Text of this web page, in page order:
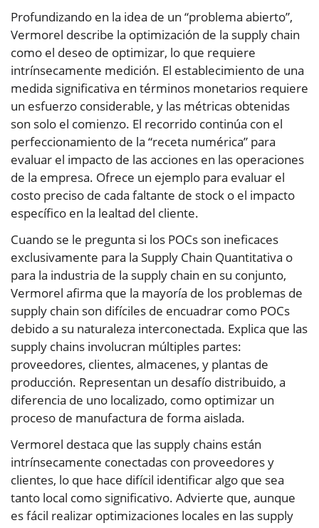
Profundizando en la idea de un “problema abierto”,
Vermorel describe la optimización de la supply chain
como el deseo de optimizar, lo que requiere
intrínsecamente medición. El establecimiento de una
medida significativa en términos monetarios requiere
un esfuerzo considerable, y las métricas obtenidas
son solo el comienzo. El recorrido continúa con el
perfeccionamiento de la “receta numérica” para
evaluar el impacto de las acciones en las operaciones
de la empresa. Ofrece un ejemplo para evaluar el
costo preciso de cada faltante de stock o el impacto
específico en la lealtad del cliente.
Cuando se le pregunta si los POCs son ineficaces
exclusivamente para la Supply Chain Quantitativa o
para la industria de la supply chain en su conjunto,
Vermorel afirma que la mayoría de los problemas de
supply chain son difíciles de encuadrar como POCs
debido a su naturaleza interconectada. Explica que las
supply chains involucran múltiples partes:
proveedores, clientes, almacenes, y plantas de
producción. Representan un desafío distribuido, a
diferencia de uno localizado, como optimizar un
proceso de manufactura de forma aislada.
Vermorel destaca que las supply chains están
intrínsecamente conectadas con proveedores y
clientes, lo que hace difícil identificar algo que sea
tanto local como significativo. Advierte que, aunque
es fácil realizar optimizaciones locales en las supply